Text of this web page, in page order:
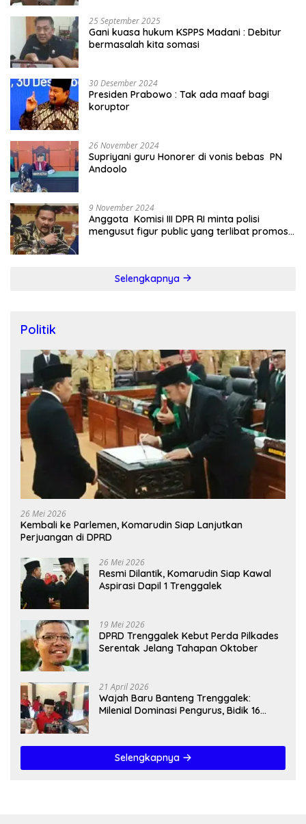
25 September 2025
Gani kuasa hukum KSPPS Madani : Debitur
bermasalah kita somasi
30 Desember 2024
Presiden Prabowo : Tak ada maaf bagi
koruptor
26 November 2024
Supriyani guru Honorer di vonis bebas PN
Andoolo
9 November 2024
Anggota Komisi III DPR RI minta polisi
mengusut figur public yang terlibat promosi
Selengkapnya
Politik
26 Mei 2026
Kembali ke Parlemen, Komarudin Siap Lanjutkan
Perjuangan di DPRD
26 Mei 2026
Resmi Dilantik, Komarudin Siap Kawal
Aspirasi Dapil 1 Trenggalek
19 Mei 2026
DPRD Trenggalek Kebut Perda Pilkades
Serentak Jelang Tahapan Oktober
21 April 2026
Wajah Baru Banteng Trenggalek:
Milenial Dominasi Pengurus, Bidik 16
Selengkapnya